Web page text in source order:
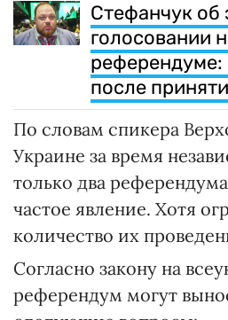
Стефанчук об
голосовании
референдуме:
после
По словам спикера
Украине за время
только два
частое явление. Хотя
количество их
Согласно закону на
референдум могут